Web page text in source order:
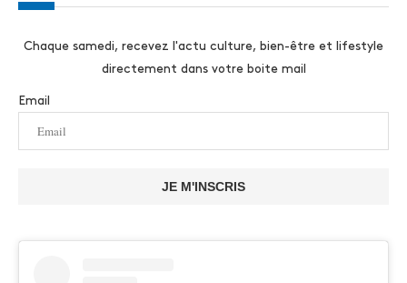
Chaque samedi, recevez l'actu culture, bien-être et lifestyle
directement dans votre boite mail
Email
JE M'INSCRIS